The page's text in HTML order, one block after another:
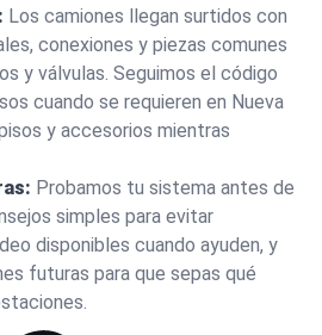
Los camiones llegan surtidos con
conexiones y piezas comunes
y válvulas. Seguimos el código
cuando se requieren en Nueva
y accesorios mientras
Probamos tu sistema antes de
simples para evitar
disponibles cuando ayuden, y
futuras para que sepas qué